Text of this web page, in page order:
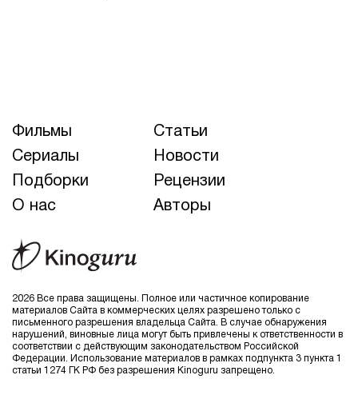
2026 Все права защищены. Полное или частичное копирование
материалов Сайта в коммерческих целях разрешено только с
письменного разрешения владельца Сайта. В случае обнаружения
нарушений, виновные лица могут быть привлечены к ответственности в
соответствии с действующим законодательством Российской
Федерации. Использование материалов в рамках подпункта 3 пункта 1
статьи 1274 ГК РФ без разрешения Kinoguru запрещено.
Фильмы
Статьи
Сериалы
Новости
Подборки
Рецензии
О нас
Авторы